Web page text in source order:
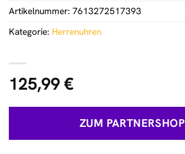
125,99€
ZUM PARTNERSHOP
Artikelnummer: 7613272517393
Kategorie: Herrenuhren